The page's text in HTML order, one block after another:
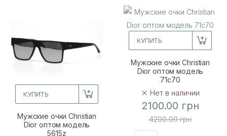
КУПИТЬ
Мужские очки Christian
Dior оптом модель
5615z
КУПИТЬ
Мужские очки Christian
Dior оптом модель
71с70
Нет в наличии
2100.00 грн
4200.00 грн